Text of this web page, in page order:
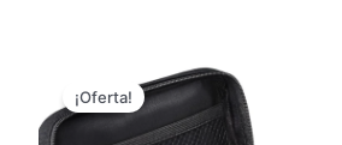
¡Oferta!
precio
original
era:
El
precio
actual
es: